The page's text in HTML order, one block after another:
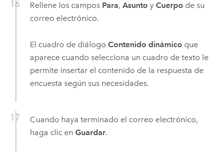
Rellene los campos Para, Asunto y Cuerpo de su
correo electrónico.
El cuadro de diálogo Contenido dinámico que
aparece cuando selecciona un cuadro de texto le
permite insertar el contenido de la respuesta de
encuesta según sus necesidades.
Cuando haya terminado el correo electrónico,
haga clic en Guardar.